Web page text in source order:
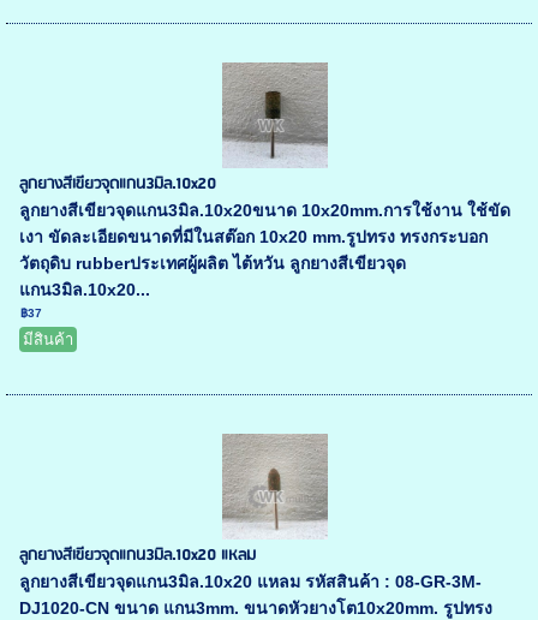
ลูกยางสีเขียวจุดแกน3มิล.10x20
ลูกยางสีเขียวจุดแกน3มิล.10x20ขนาด 10x20mm.การใช้งาน ใช้ขัด
เงา ขัดละเอียดขนาดที่มีในสต๊อก 10x20 mm.รูปทรง ทรงกระบอก
วัตถุดิบ rubberประเทศผู้ผลิต ไต้หวัน ลูกยางสีเขียวจุด
แกน3มิล.10x20...
฿37
มีสินค้า
ลูกยางสีเขียวจุดแกน3มิล.10x20 แหลม
ลูกยางสีเขียวจุดแกน3มิล.10x20 แหลม รหัสสินค้า : 08-GR-3M-
DJ1020-CN ขนาด แกน3mm. ขนาดหัวยางโต10x20mm. รูปทรง